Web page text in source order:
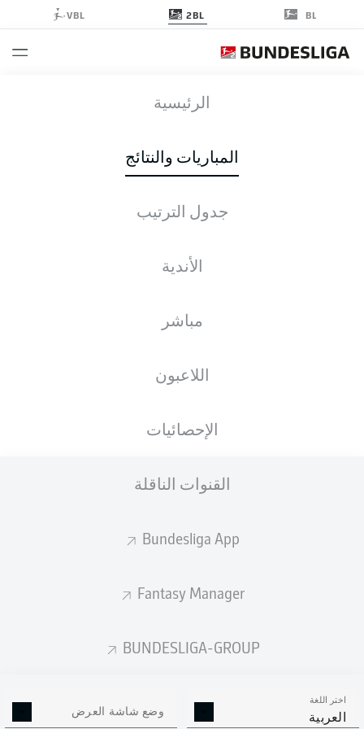
BL
2BL
VBL
الرئيسية
المباريات والنتائج
جدول الترتيب
الأندية
مباشر
اللاعبون
الإحصائيات
القنوات الناقلة
Bundesliga App
Fantasy Manager
BUNDESLIGA-GROUP
اختر اللغة
العربية وضع شاشة العرض
الأخبار التشكيلات الإحصائيات
0